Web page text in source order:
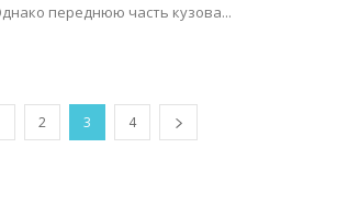
переднюю часть кузова...
2 3 4